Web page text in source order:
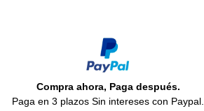
Compra ahora, Paga después.
Paga en 3 plazos Sin intereses con Paypal.